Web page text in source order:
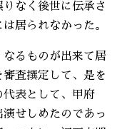
なく後世に伝承さ
居られなかった。
るものが出来て居
査撰定して、是を
代表として、甲府
せしめたのであっ